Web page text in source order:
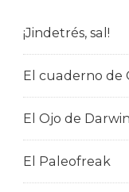
¡Jindetrés, sal!
El cuaderno de
El Ojo de Darwin
El Paleofreak